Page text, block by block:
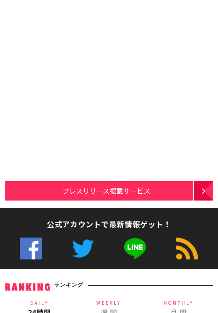
プレスリリース掲載サービス
公式アカウントで最新情報ゲット！
RANKING ランキング
DAILY WEEKLY MONTHLY